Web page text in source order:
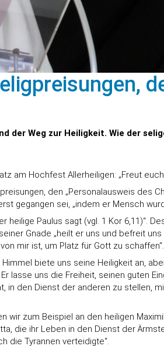
der Weg zur Heiligkeit. Wie der
am Hochfest Allerheiligen: „Freut
den „Personalausweis
gegangen sei, „indem er Mensch
Paulus sagt (vgl. 1 Kor 6,11)“.
Gnade „heilt er uns und befreit
mir ist, um Platz für Gott zu schaffen“.
biete uns seine Heiligkeit an,
lasse uns die Freiheit, seinen guten
in den Dienst der anderen zu
wir zum Beispiel an den heiligen
die ihr Leben in den Dienst der
die Tyrannen verteidigte“.